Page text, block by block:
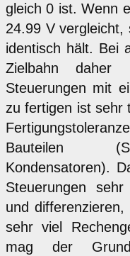
gleich 0 ist. Wenn
24.99 V
identisch hält. Bei
Zielbahn daher
Steuerungen mit
zu fertigen ist sehr
Bauteilen
Kondensatoren).
Steuerungen
und
sehr viel
mag der